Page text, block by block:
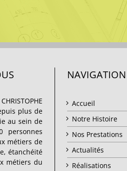
plus de
au sein de
personnes
métiers de
étanchéité
métiers du
NAVIGATION
Accueil
Notre Histoire
Nos Prestations
Actualités
Réalisations